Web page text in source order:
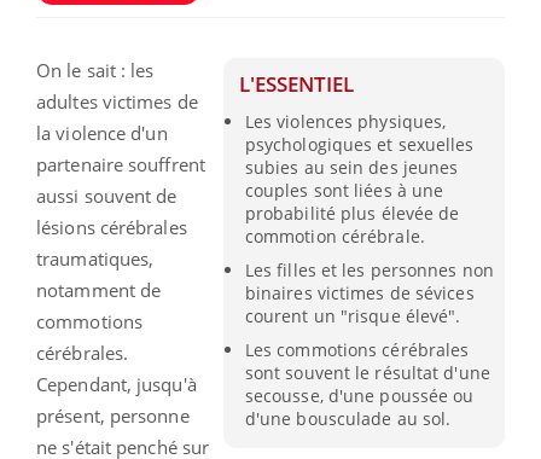
L'ESSENTIEL
Les violences physiques,
psychologiques et sexuelles
subies au sein des jeunes
couples sont liées à une
probabilité plus élevée de
commotion cérébrale.
Les filles et les personnes non
binaires victimes de sévices
courent un "risque élevé".
Les commotions cérébrales
sont souvent le résultat d'une
secousse, d'une poussée ou
d'une bousculade au sol.
On le sait : les
adultes victimes de
la violence d'un
partenaire souffrent
aussi souvent de
lésions cérébrales
traumatiques,
notamment de
commotions
cérébrales.
Cependant, jusqu'à
présent, personne
ne s'était penché sur